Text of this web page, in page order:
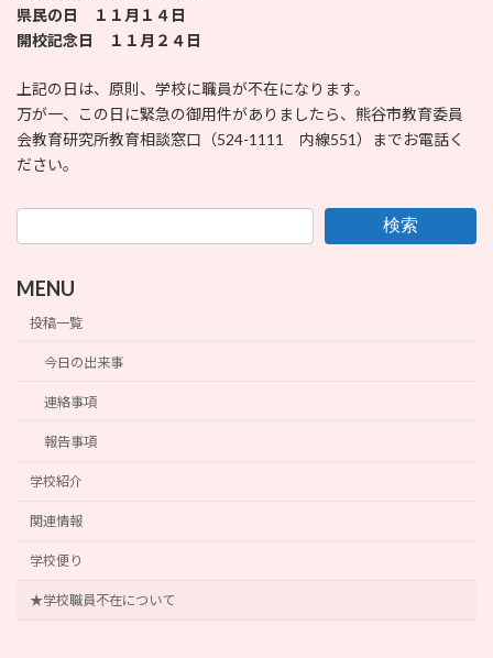
県民の日 １１月１４日
開校記念日 １１月２４日
上記の日は、原則、学校に職員が不在になります。
万が一、この日に緊急の御用件がありましたら、熊谷市教育委員
会教育研究所教育相談窓口（524-1111 内線551）までお電話く
ださい。
検索
MENU
投稿一覧
今日の出来事
連絡事項
報告事項
学校紹介
関連情報
学校便り
★学校職員不在について